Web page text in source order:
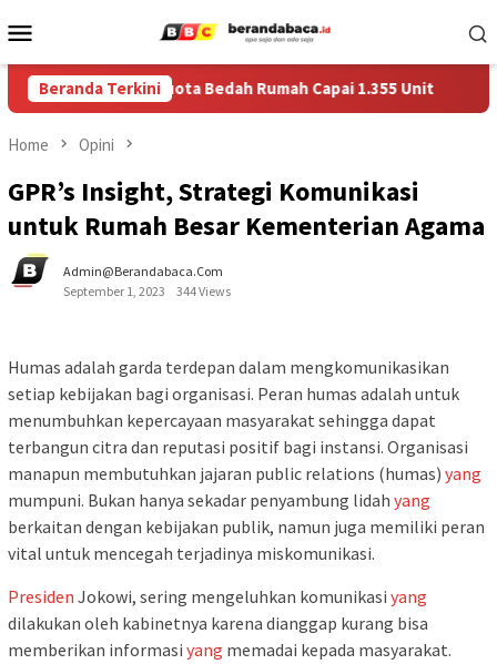
to
Menu
Beranda Terkini
RTLH, Kuota Bedah Rumah Capai 1.355 Unit
Home Opini
GPR’s Insight, Strategi Komunikasi
untuk Rumah Besar Kementerian Agama
Admin@berandabaca.com
September 1, 2023
344 Views
Humas adalah garda terdepan dalam mengkomunikasikan
setiap kebijakan bagi organisasi. Peran humas adalah untuk
menumbuhkan kepercayaan masyarakat sehingga dapat
terbangun citra dan reputasi positif bagi instansi. Organisasi
manapun membutuhkan jajaran public relations (humas) yang
mumpuni. Bukan hanya sekadar penyambung lidah yang
berkaitan dengan kebijakan publik, namun juga memiliki peran
vital untuk mencegah terjadinya miskomunikasi.
Presiden Jokowi, sering mengeluhkan komunikasi yang
dilakukan oleh kabinetnya karena dianggap kurang bisa
memberikan informasi yang memadai kepada masyarakat.